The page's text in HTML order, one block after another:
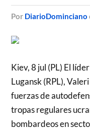
por DiarioDominciano
Kiev, 8 jul (PL) El
Lugansk (RPL),
fuerzas de
tropas regulares
bombardeos en